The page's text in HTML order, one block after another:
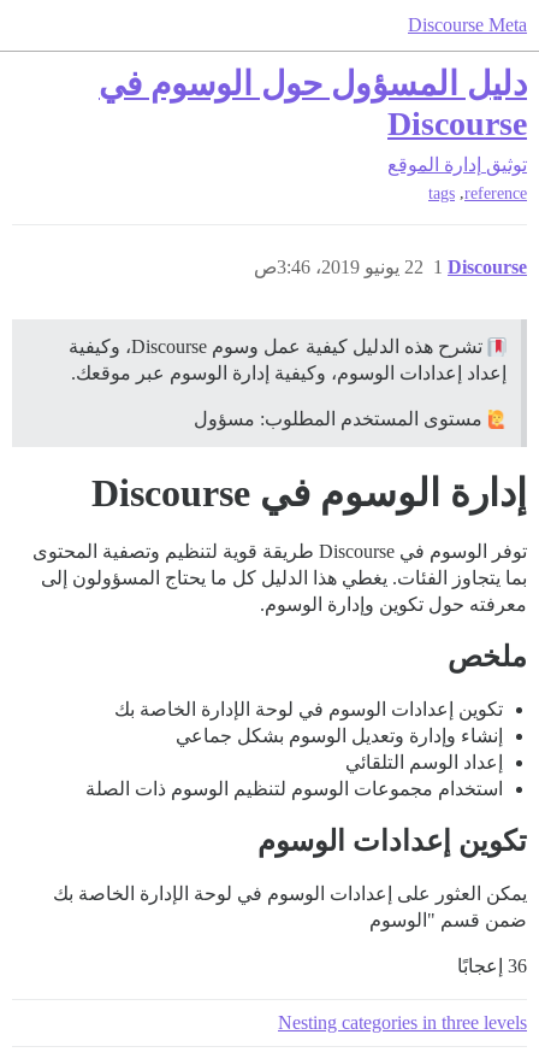
Discourse Meta
دليل المسؤول حول الوسوم في
Discourse
توثيق إدارة الموقع
reference
,
tags
Discourse 22 يونيو 2019، 3:46ص 1
تشرح هذه الدليل كيفية عمل وسوم Discourse، وكيفية
إعداد إعدادات الوسوم، وكيفية إدارة الوسوم عبر موقعك.
مستوى المستخدم المطلوب: مسؤول
إدارة الوسوم في Discourse
توفر الوسوم في Discourse طريقة قوية لتنظيم وتصفية المحتوى
بما يتجاوز الفئات. يغطي هذا الدليل كل ما يحتاج المسؤولون إلى
معرفته حول تكوين وإدارة الوسوم.
ملخص
تكوين إعدادات الوسوم في لوحة الإدارة الخاصة بك
إنشاء وإدارة وتعديل الوسوم بشكل جماعي
إعداد الوسم التلقائي
استخدام مجموعات الوسوم لتنظيم الوسوم ذات الصلة
تكوين إعدادات الوسوم
يمكن العثور على إعدادات الوسوم في لوحة الإدارة الخاصة بك
ضمن قسم "الوسوم
36 إعجابًا
Nesting categories in three levels